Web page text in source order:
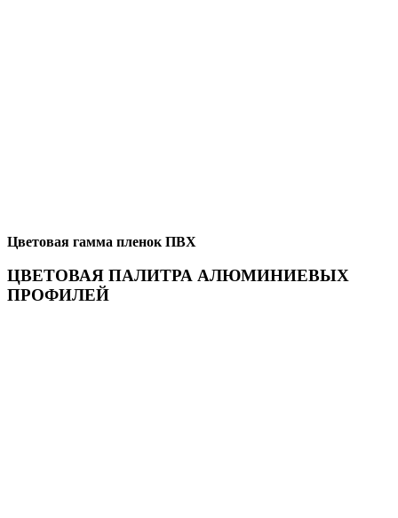
Цветовая гамма пленок ПВХ
ЦВЕТОВАЯ ПАЛИТРА АЛЮМИНИЕВЫХ
ПРОФИЛЕЙ